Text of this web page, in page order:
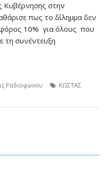
Κυβέρνησης στην
πως το δίλημμα δεν
10% για όλους που
τη συνέντευξη
Ραδιοφώνου
ΚΩΣΤΑΣ